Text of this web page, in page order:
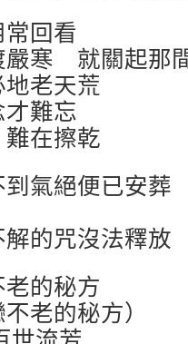
回看
嚴寒 就關起那
老天荒
難忘
在擦乾
氣絕便已安葬
的咒沒法釋放
的秘方
老的秘方）